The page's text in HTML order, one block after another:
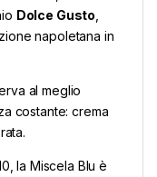
Dolce Gusto
napoletana in
al meglio
costante: crema
la Miscela Blu è